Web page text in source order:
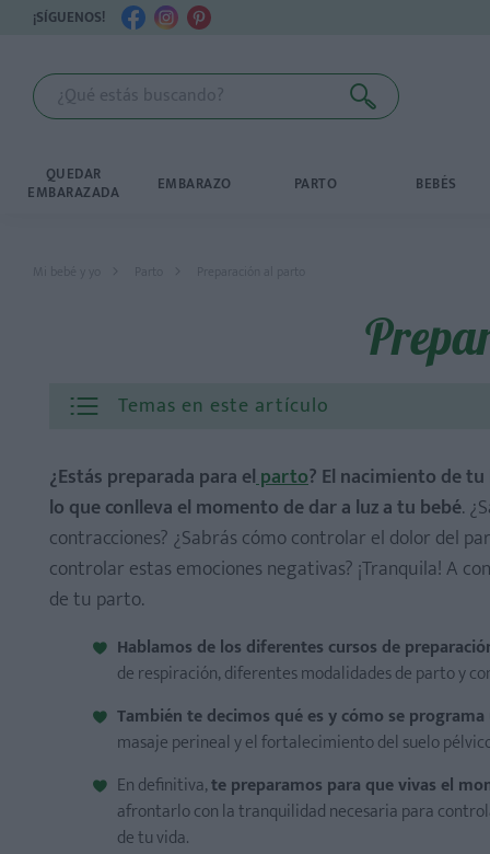
¡SÍGUENOS!
QUEDAR
EMBARAZADA EMBARAZO PARTO BEBÉS
Mi bebé y yo Parto Preparación al parto
Temas en este artículo
Actividades físicas propuestas en los cursos de
¿Estás preparada para elparto? El nacimiento de
lo que conlleva el momento de dar a luz a tu bebé.
contracciones? ¿Sabrás cómo controlar el dolor del
controlar estas emociones negativas? ¡Tranquila! A
de tu parto.
Hablamos de los diferentes cursos de
de respiración, diferentes modalidades de parto y
También te decimos qué es y cómo se programa
masaje perineal y el fortalecimiento del suelo
En definitiva,te preparamos para que vivas el
afrontarlo con la tranquilidad necesaria para
de tu vida.